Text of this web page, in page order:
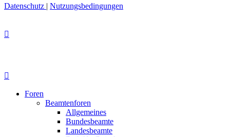
Datenschutz | Nutzungsbedingungen
Foren
Beamtenforen
Allgemeines
Bundesbeamte
Landesbeamte